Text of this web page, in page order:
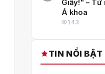
Giấy!" –
Á khoa
143
TIN NỔI BẬT